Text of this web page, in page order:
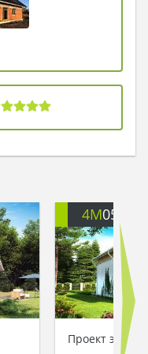
4M051
Проект